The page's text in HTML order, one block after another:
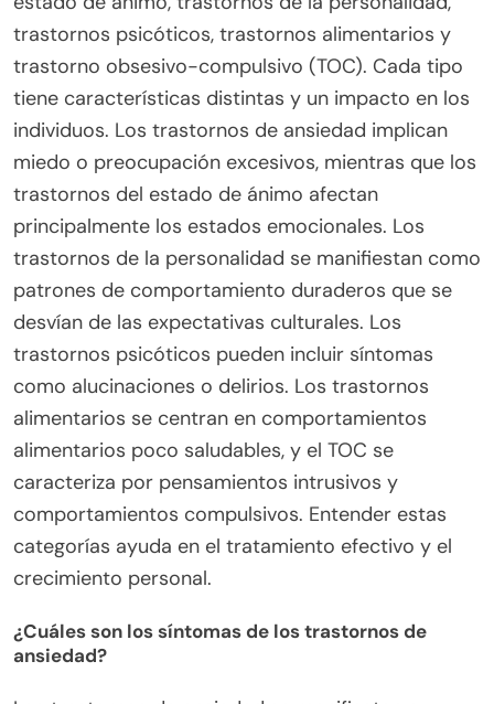
trastornos psicóticos, trastornos alimentarios y
trastorno obsesivo-compulsivo (TOC). Cada tipo
tiene características distintas y un impacto en los
individuos. Los trastornos de ansiedad implican
miedo o preocupación excesivos, mientras que los
trastornos del estado de ánimo afectan
principalmente los estados emocionales. Los
trastornos de la personalidad se manifiestan como
patrones de comportamiento duraderos que se
desvían de las expectativas culturales. Los
trastornos psicóticos pueden incluir síntomas
como alucinaciones o delirios. Los trastornos
alimentarios se centran en comportamientos
alimentarios poco saludables, y el TOC se
caracteriza por pensamientos intrusivos y
comportamientos compulsivos. Entender estas
categorías ayuda en el tratamiento efectivo y el
crecimiento personal.
¿Cuáles son los síntomas de los trastornos de
ansiedad?